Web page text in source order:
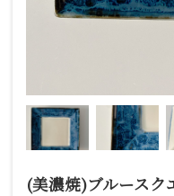
(美濃焼)ブルースク